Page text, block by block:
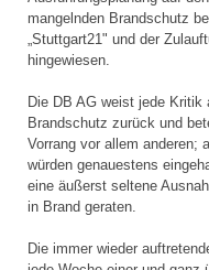
mangelnden Brandschutz
„Stuttgart21" und der
hingewiesen.
Die DB AG weist jede Kritik
Brandschutz zurück und
Vorrang vor allem anderen;
würden genauestens
eine äußerst seltene
in Brand geraten.
Die immer wieder